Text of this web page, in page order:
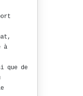
à
que de